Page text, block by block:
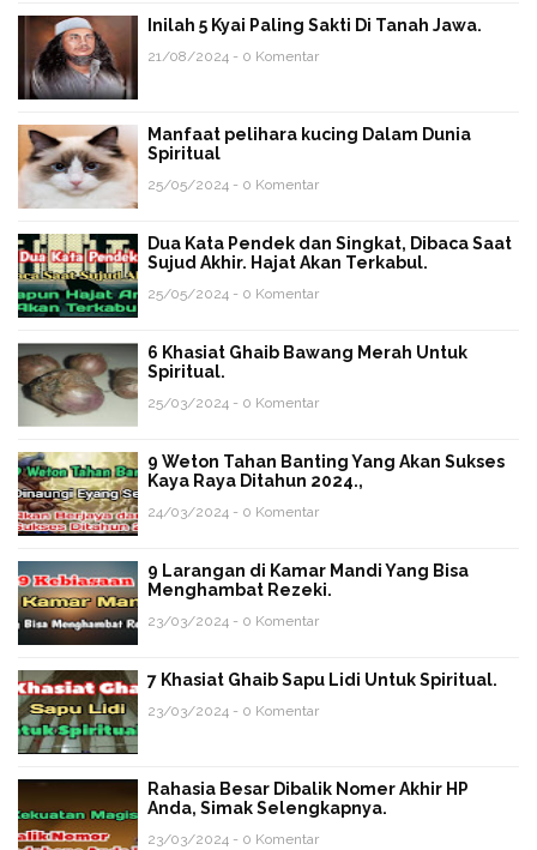
Inilah 5 Kyai Paling Sakti Di Tanah Jawa.
21/08/2024 - 0 Komentar
Manfaat pelihara kucing Dalam Dunia
Spiritual
25/05/2024 - 0 Komentar
Dua Kata Pendek dan Singkat, Dibaca Saat
Sujud Akhir. Hajat Akan Terkabul.
25/05/2024 - 0 Komentar
6 Khasiat Ghaib Bawang Merah Untuk
Spiritual.
25/03/2024 - 0 Komentar
9 Weton Tahan Banting Yang Akan Sukses
Kaya Raya Ditahun 2024.,
24/03/2024 - 0 Komentar
9 Larangan di Kamar Mandi Yang Bisa
Menghambat Rezeki.
23/03/2024 - 0 Komentar
7 Khasiat Ghaib Sapu Lidi Untuk Spiritual.
23/03/2024 - 0 Komentar
Rahasia Besar Dibalik Nomer Akhir HP
Anda, Simak Selengkapnya.
23/03/2024 - 0 Komentar